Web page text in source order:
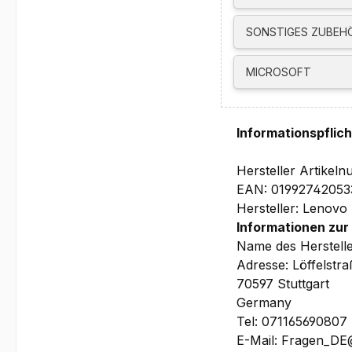
Sicherheit:
Discrete TPM 2.0,
Kensington Security
Netzteil:
135 Watt Slim-Tip
Software:
Größe und Gewicht:
Tiny (1l)
Garantie:
3 Jahre Vor Ort
Bilder und
SONSTIGES
MICROSOFT
Hersteller
EAN:
Hersteller: Lenovo
Informationen
Name des
Adresse:
70597 Stuttgart
Germany
Tel: 071165690807
E-Mail: